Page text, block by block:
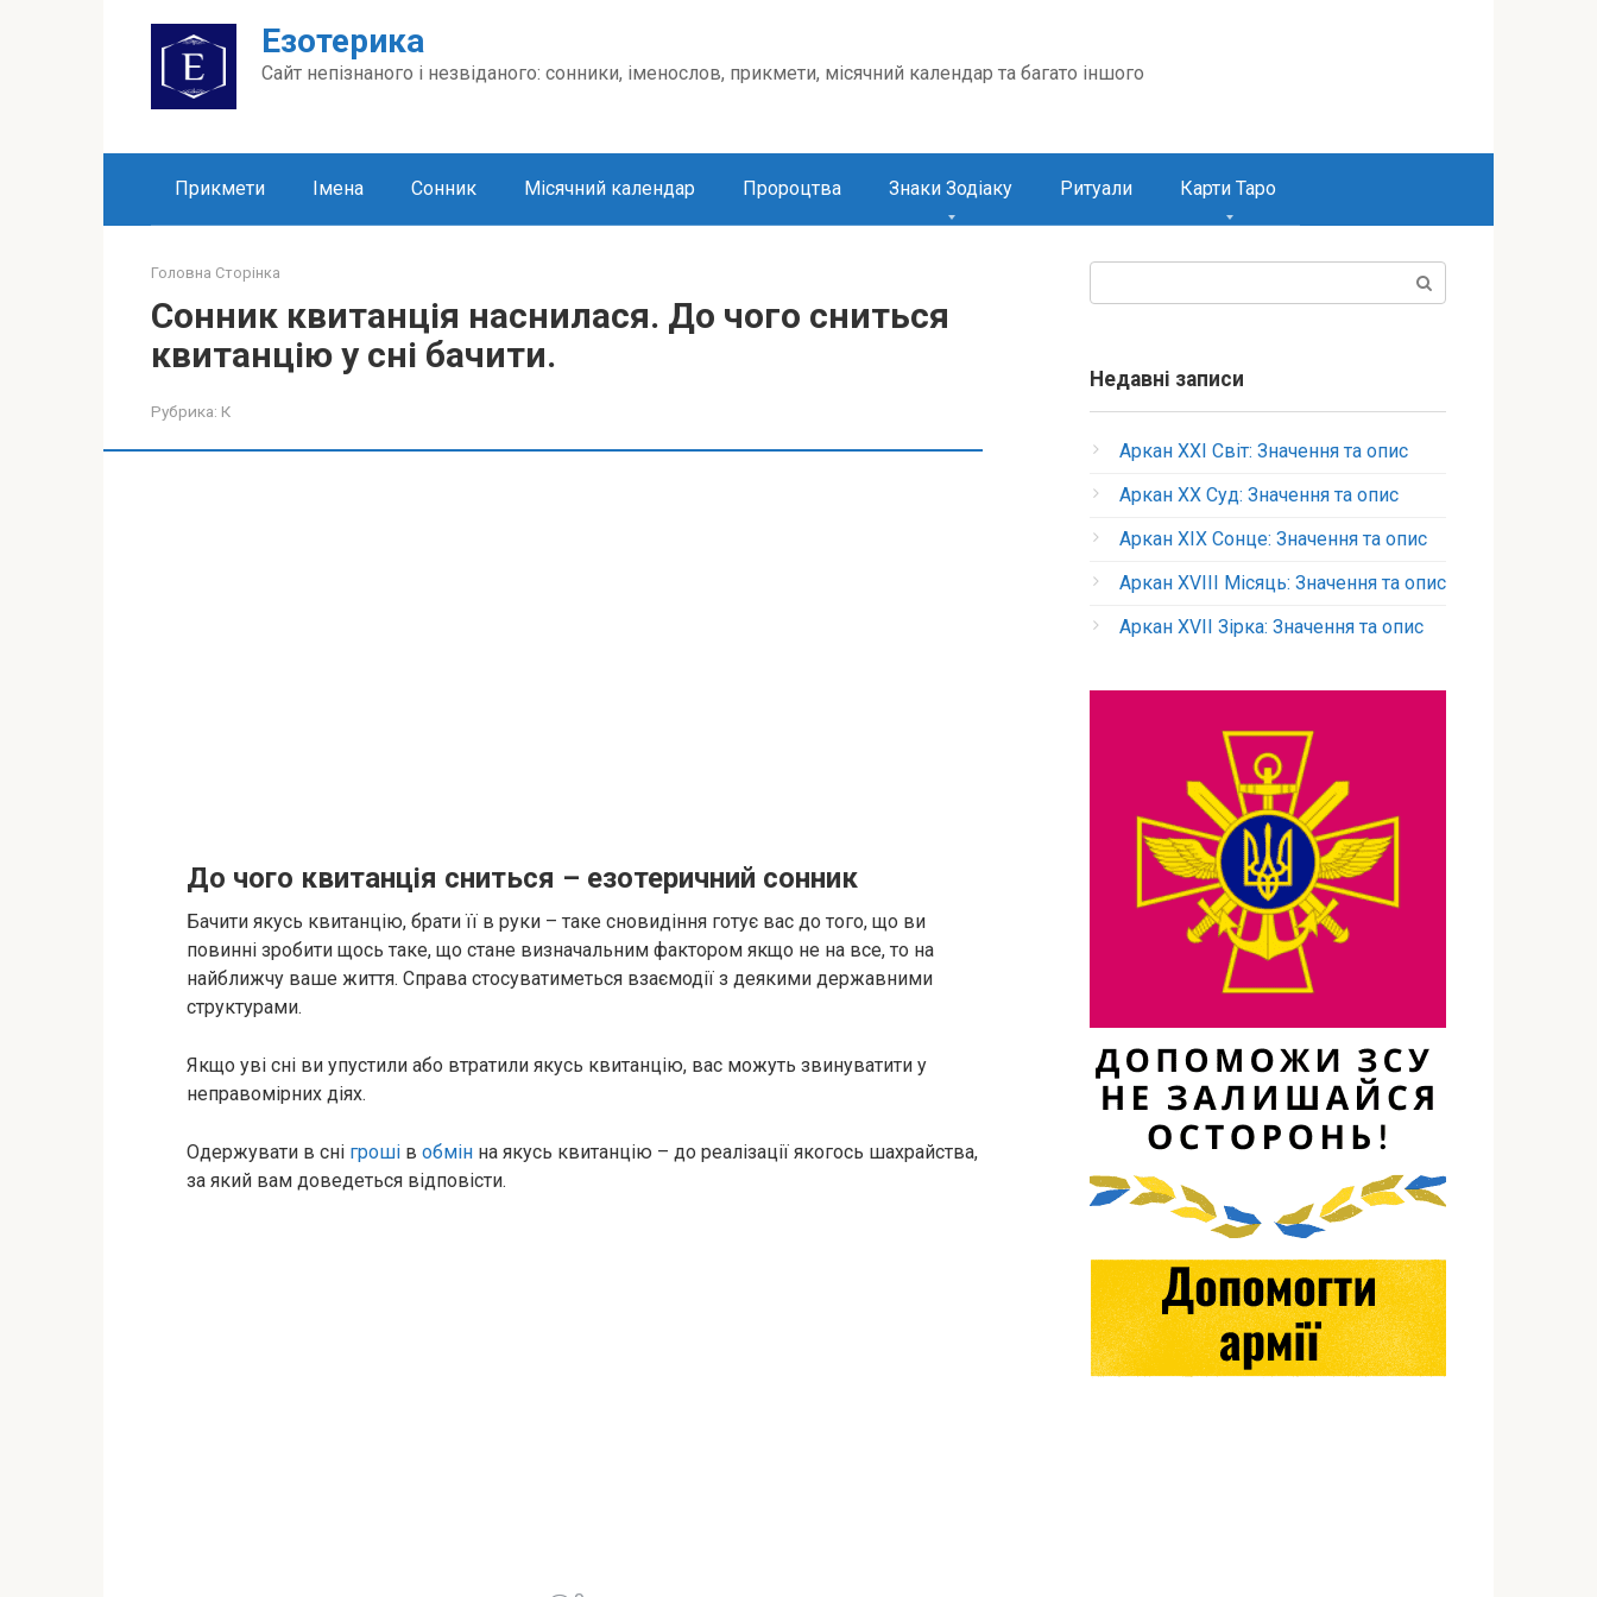
Езотерика
Сайт непізнаного і незвіданого: сонники, іменослов, прикмети, місячний календар та багато іншого
Прикмети Імена Сонник Місячний календар Пророцтва Знаки Зодіаку Ритуали Карти Таро
Головна Сторінка
Сонник квитанція наснилася. До чого сниться
квитанцію у сні бачити.
Рубрика: К
До чого квитанція сниться – езотеричний сонник
Бачити якусь квитанцію, брати її в руки – таке сновидіння готує вас до того, що ви
повинні зробити щось таке, що стане визначальним фактором якщо не на все, то на
найближчу ваше життя. Справа стосуватиметься взаємодії з деякими державними
структурами.
Якщо уві сні ви упустили або втратили якусь квитанцію, вас можуть звинуватити у
неправомірних діях.
Одержувати в сні гроші в обмін на якусь квитанцію – до реалізації якогось шахрайства,
за який вам доведеться відповісти.
Недавні записи
Аркан XXI Світ: Значення та опис
Аркан XX Суд: Значення та опис
Аркан XIX Сонце: Значення та опис
Аркан XVIII Місяць: Значення та опис
Аркан XVII Зірка: Значення та опис